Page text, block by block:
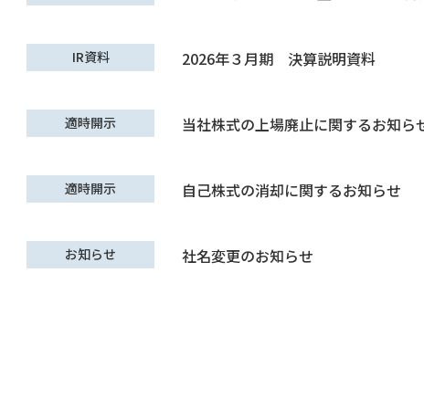
IR資料 2026年３月期 決算説明資料
適時開示 当社株式の上場廃止に関するお知ら
適時開示 自己株式の消却に関するお知らせ
お知らせ 社名変更のお知らせ